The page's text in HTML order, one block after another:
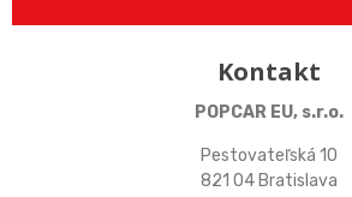
Kontakt
POPCAR EU, s.r.o.
Pestovateľská 10
821 04 Bratislava